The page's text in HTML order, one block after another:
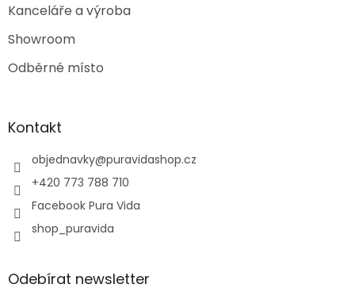
Kanceláře a výroba
Showroom
Odběrné místo
Kontakt
objednavky@puravidashop.cz
+420 773 788 710
Facebook Pura Vida
shop_puravida
Odebírat newsletter